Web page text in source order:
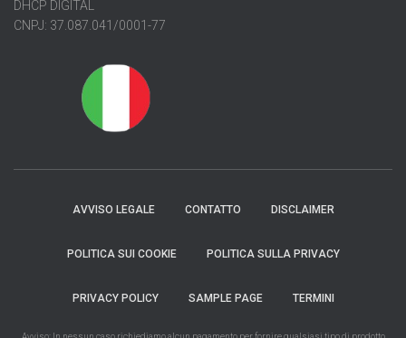
DHCP DIGITAL
CNPJ: 37.087.041/0001-77
AVVISO LEGALE CONTATTO DISCLAIMER
POLITICA SUI COOKIE POLITICA SULLA PRIVACY
PRIVACY POLICY SAMPLE PAGE TERMINI